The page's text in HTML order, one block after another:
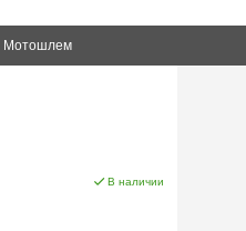
Мотошлем
В наличии